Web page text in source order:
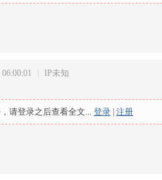
IP未知
请登录之后查看全文... 登录 注册